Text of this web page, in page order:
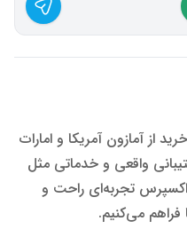
از آمازون آمریکا و امارات
واقعی و خدماتی مثل
اکسپرس تجربه‌ای راحت و
فراهم می‌کنیم.